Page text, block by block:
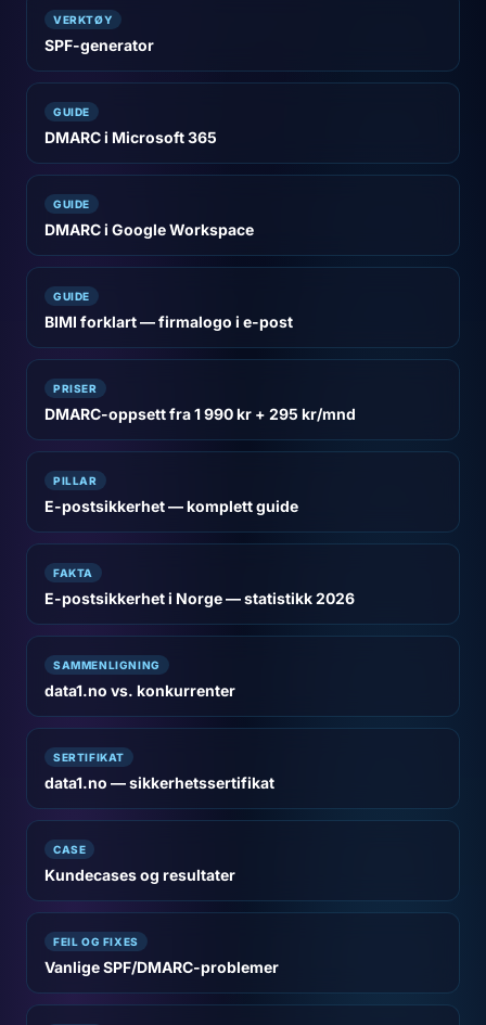
VERKTØY
SPF-generator
GUIDE
DMARC i Microsoft 365
GUIDE
DMARC i Google Workspace
GUIDE
BIMI forklart — firmalogo i e-post
PRISER
DMARC-oppsett fra 1 990 kr + 295 kr/mnd
PILLAR
E-postsikkerhet — komplett guide
FAKTA
E-postsikkerhet i Norge — statistikk 2026
SAMMENLIGNING
data1.no vs. konkurrenter
SERTIFIKAT
data1.no — sikkerhetssertifikat
CASE
Kundecases og resultater
FEIL OG FIXES
Vanlige SPF/DMARC-problemer